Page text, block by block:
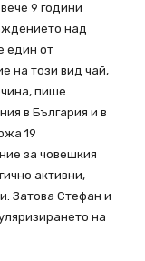
9 години
над
един от
на този вид чай,
пише
в България и в
19
за човешкия
активни,
Затова Стефан и
на